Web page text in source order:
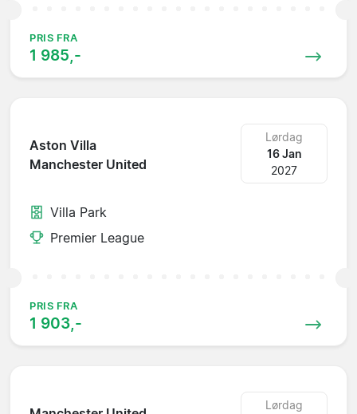
PRIS FRA
1 985,-
Aston Villa
Manchester United
Lørdag
16 Jan
2027
Villa Park
Premier League
PRIS FRA
1 903,-
Lørdag